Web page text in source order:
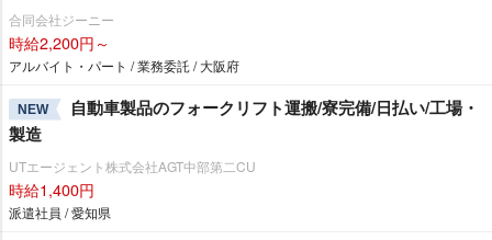
合同会社ジーニー
時給2,200円～
アルバイト・パート / 業務委託 / 大阪府
NEW
自動車製品のフォークリフト運搬/寮完備/日払い/工場・
製造
UTエージェント株式会社AGT中部第二CU
時給1,400円
派遣社員 / 愛知県